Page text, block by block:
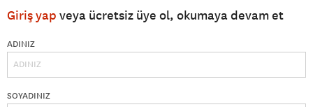
Giriş yap veya ücretsiz üye ol, okumaya devam et
ADINIZ
SOYADINIZ